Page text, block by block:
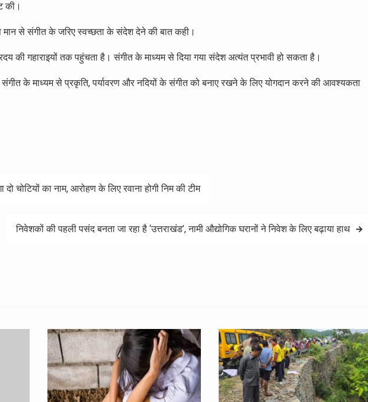
की।
मान से संगीत के जरिए स्वच्छता के संदेश देने की बात कही।
की गहाराइयों तक पहुंचता है। संगीत के माध्यम से दिया गया संदेश अत्यंत प्रभावी हो सकता है।
संगीत के माध्यम से प्रकृति, पर्यावरण और नदियों के संगीत को बनाए रखने के लिए योगदान करने की आवश्यकता
चोटियों का नाम, आरोहण के लिए रवाना होगी निम की टीम
निवेशकों की पहली पसंद बनता जा रहा है ‘उत्तराखंड’, नामी औद्योगिक घरानों ने निवेश के लिए बढ़ाया हाथ